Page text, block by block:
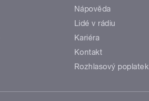
Nápověda
Lidé v rádiu
Kariéra
Kontakt
Rozhlasový poplatek